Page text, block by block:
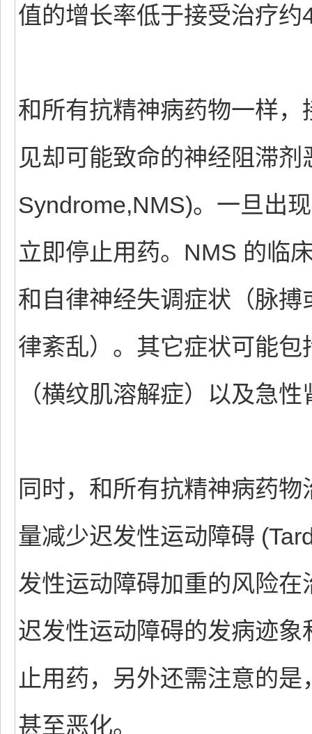
值的增长率低于接受治疗约
和所有抗精神病药物一样
见却可能致命的神经阻滞
Syndrome,NMS)。一旦出
立即停止用药。NMS 的临
和自律神经失调症状（脉
律紊乱）。其它症状可能
（横纹肌溶解症）以及急
同时，和所有抗精神病药
量减少迟发性运动障碍
发性运动障碍加重的风险
迟发性运动障碍的发病迹
止用药，另外还需注意的
甚至恶化。